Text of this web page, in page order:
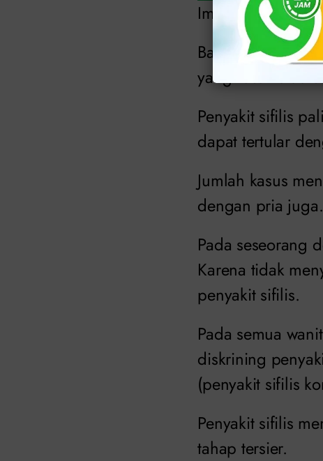
Img:
Bakteri
yang rusak atau
Penyakit sifilis
dapat tertular
Jumlah kasus
dengan pria juga.
Pada seseorang
Karena tidak
penyakit sifilis.
Pada semua
diskrining
(penyakit sifilis
Penyakit sifilis
tahap tersier.